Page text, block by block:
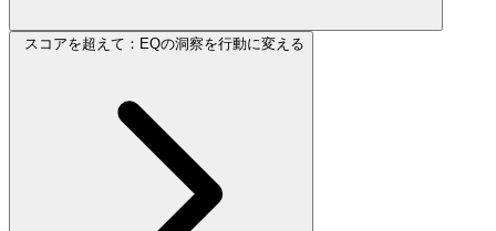
スコアを超えて：EQの洞察を行動に変える